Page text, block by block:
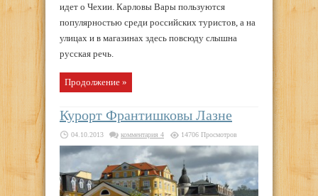
идет о Чехии. Карловы Вары пользуются
популярностью среди российских туристов, а на
улицах и в магазинах здесь повсюду слышна
русская речь.
Продолжение »
Курорт Франтишковы Лазне
04.10.2013 комментария 4 14706 Просмотров